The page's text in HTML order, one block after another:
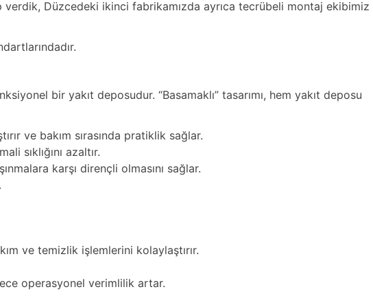
Düzcedeki ikinci fabrikamızda ayrıca tecrübeli montaj ekibimiz
bir yakıt deposudur. “Basamaklı” tasarımı, hem yakıt deposu
ve bakım sırasında pratiklik sağlar.
sıklığını azaltır.
karşı dirençli olmasını sağlar.
ve temizlik işlemlerini kolaylaştırır.
operasyonel verimlilik artar.